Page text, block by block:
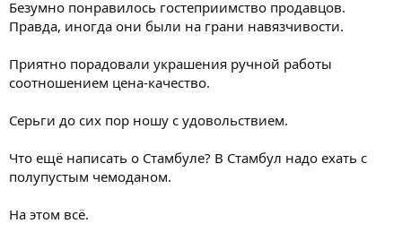
Безумно понравилось гостеприимство продавцов.
Правда, иногда они были на грани навязчивости.
Приятно порадовали украшения ручной работы
соотношением цена-качество.
Серьги до сих пор ношу с удовольствием.
Что ещё написать о Стамбуле? В Стамбул надо ехать с
полупустым чемоданом.
На этом всё.